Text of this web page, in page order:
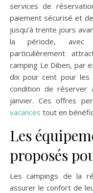
services de
paiement sécurisé et
jusqu’à trente jours
la période, avec
particulièrement
camping Le Diben, par
dix pour cent pour
condition de réserver
janvier. Ces offres
vacances tout en
Les
proposés
Les campings de la
assurer le confort de